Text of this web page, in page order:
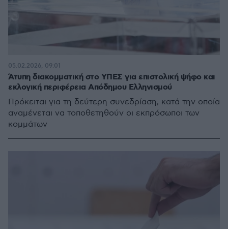
Άτυπη διακομματική στο ΥΠΕΣ για επιστολική ψήφο και
εκλογική περιφέρεια Απόδημου Ελληνισμού
Πρόκειται για τη δεύτερη συνεδρίαση, κατά την οποία
αναμένεται να τοποθετηθούν οι εκπρόσωποι των
κομμάτων
05.02.2026, 09:01